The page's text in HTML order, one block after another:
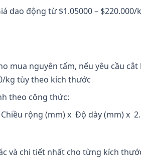
dao động từ $1.05000 –
mua nguyên tấm, nếu yêu cầu
kg tùy theo kích thước
theo công thức:
rộng (mm) x Độ dày (mm) x
và chi tiết nhất cho từng kích